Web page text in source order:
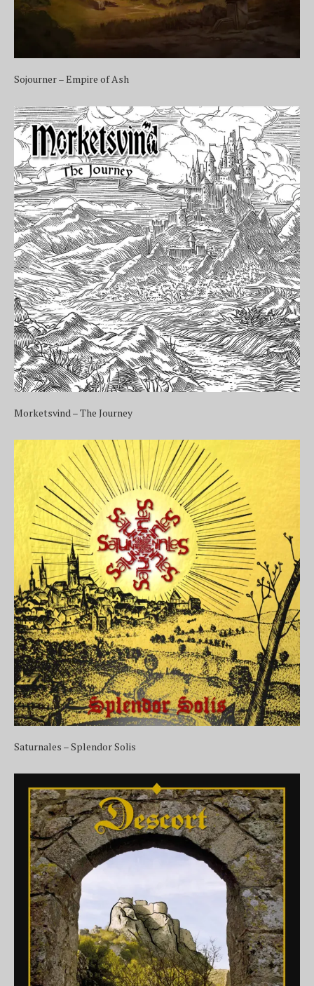
Sojourner – Empire of Ash
Morketsvind – The Journey
Saturnales – Splendor Solis